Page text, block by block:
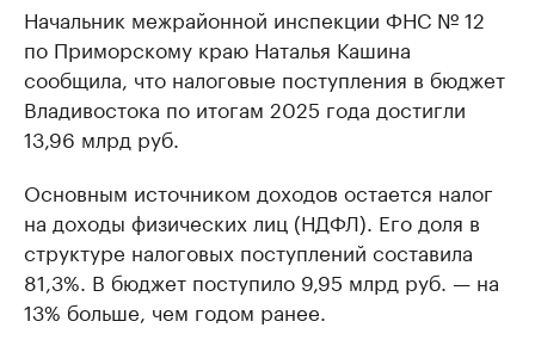
Начальник межрайонной инспекции ФНС № 12
по Приморскому краю Наталья Кашина
сообщила, что налоговые поступления в бюджет
Владивостока по итогам 2025 года достигли
13,96 млрд руб.
Основным источником доходов остается налог
на доходы физических лиц (НДФЛ). Его доля в
структуре налоговых поступлений составила
81,3%. В бюджет поступило 9,95 млрд руб. — на
13% больше, чем годом ранее.